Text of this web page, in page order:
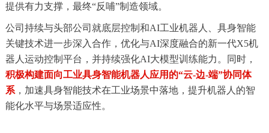
提供有力支撑，最终“反哺”制造领域。
公司持续与头部公司就底层控制和AI工业机器人、具身智能
关键技术进一步深入合作，优化与AI深度融合的新一代X5机
器人运动控制平台，并持续强化AI大模型训练能力。同时，
积极构建面向工业具身智能机器人应用的“云-边-端”协同体
系，加速具身智能技术在工业场景中落地，提升机器人的智
能化水平与场景适应性。